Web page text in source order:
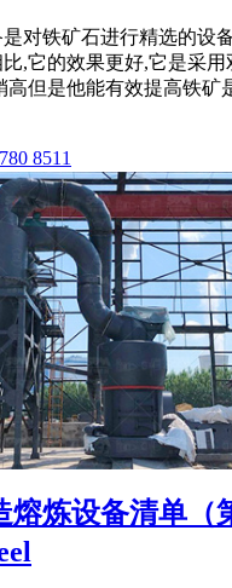
对铁矿石进行精选的设
,它的效果更好,它是采
高但是他能有效提高铁矿
8511
熔炼设备清单（